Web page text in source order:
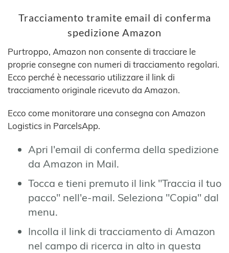
Tracciamento tramite email di conferma
spedizione Amazon
Purtroppo, Amazon non consente di tracciare le
proprie consegne con numeri di tracciamento regolari.
Ecco perché è necessario utilizzare il link di
tracciamento originale ricevuto da Amazon.
Ecco come monitorare una consegna con Amazon
Logistics in ParcelsApp.
Apri l'email di conferma della spedizione
da Amazon in Mail.
Tocca e tieni premuto il link "Traccia il tuo
pacco" nell'e-mail. Seleziona "Copia" dal
menu.
Incolla il link di tracciamento di Amazon
nel campo di ricerca in alto in questa